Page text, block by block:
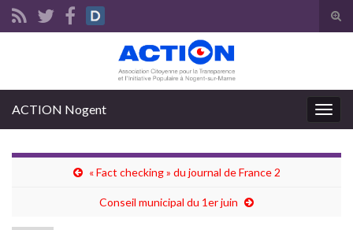
Search for:
ACTION Nogent
« Fact checking » du journal de France 2
Conseil municipal du 1er juin